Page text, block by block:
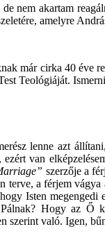
nem akartam
amelyre
már cirka 40 éve
Teológiáját.
lenne azt
van
szerzője a
a férjem
Isten
Hogy az Ő
szerint való. Igen,